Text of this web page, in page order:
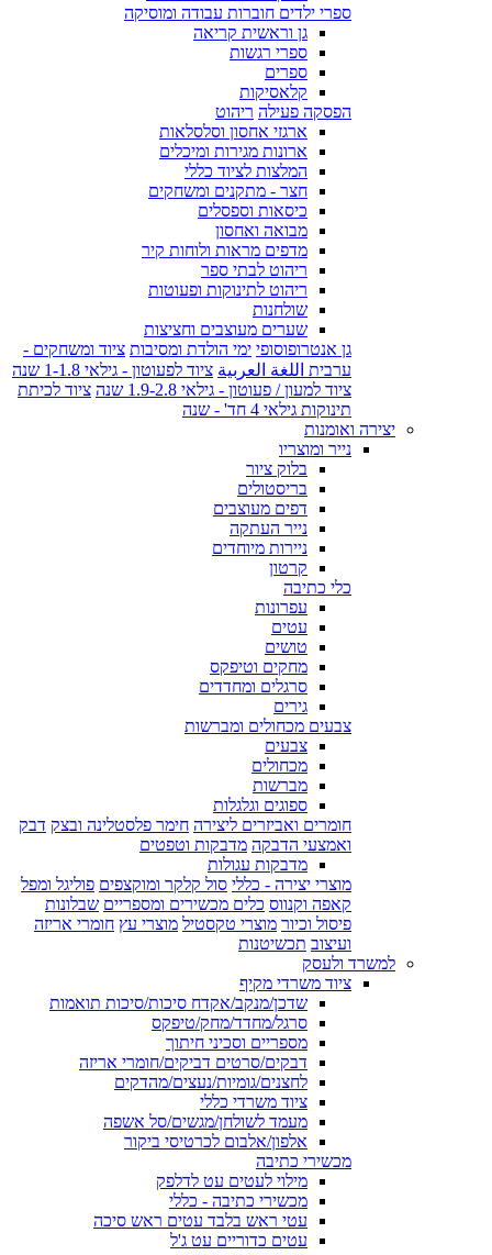
ספרי ילדים חוברות עבודה ומוסיקה
גן וראשית קריאה
ספרי רגשות
ספרים
קלאסיקות
הפסקה פעילה ריהוט
ארגזי אחסון וסלסלאות
ארונות מגירות ומיכלים
המלצות לציוד כללי
חצר - מתקנים ומשחקים
כיסאות וספסלים
מבואה ואחסון
מדפים מראות ולוחות קיר
ריהוט לבתי ספר
ריהוט לתינוקות ופעוטות
שולחנות
שערים מעוצבים וחציצות
גן אנטרופוסופי ימי הולדת ומסיבות ציוד ומשחקים -
ערבית اللغة العربية ציוד לפעוטון - גילאי 1-1.8 שנה
ציוד למעון / פעוטון - גילאי 1.9-2.8 שנה
ציוד לכיתת
תינוקות גילאי 4 חד' - שנה
יצירה ואומנות
נייר ומוצריו
בלוק ציור
בריסטולים
דפים מעוצבים
נייר העתקה
ניירות מיוחדים
קרטון
כלי כתיבה
עפרונות
עטים
טושים
מחקים וטיפקס
סרגלים ומחדדים
גירים
צבעים מכחולים ומברשות
צבעים
מכחולים
מברשות
ספוגים וגלגלות
חומרים ואביזרים ליצירה חימר פלסטלינה ובצק דבק
ואמצעי הדבקה מדבקות וטפטים
מדבקות עגולות
מוצרי יצירה - כללי סול קלקר ומוקצפים פוליגל ומפל
קאפה וקנווס כלים מכשירים ומספריים שבלונות
פיסול וכיור מוצרי טקסטיל מוצרי עץ חומרי אריזה
ועיצוב תכשיטנות
למשרד ולעסק
ציוד משרדי מקיף
שדכן/מנקב/אקדח סיכות/סיכות תואמות
סרגל/מחדד/מחק/טיפקס
מספריים וסכיני חיתוך
דבקים/סרטים דביקים/חומרי אריזה
לחצנים/גומיות/נעצים/מהדקים
ציוד משרדי כללי
מעמד לשולחן/מגשים/סל אשפה
אלפון/אלבום לכרטיסי ביקור
מכשירי כתיבה
מילוי לעטים עט לדלפק
מכשירי כתיבה - כללי
עטי ראש בלבד עטים ראש סיכה
עטים כדוריים עט ג'ל